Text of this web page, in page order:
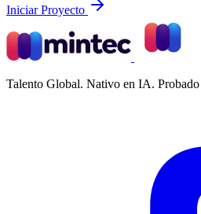
Iniciar Proyecto
Talento Global. Nativo en IA. Probado